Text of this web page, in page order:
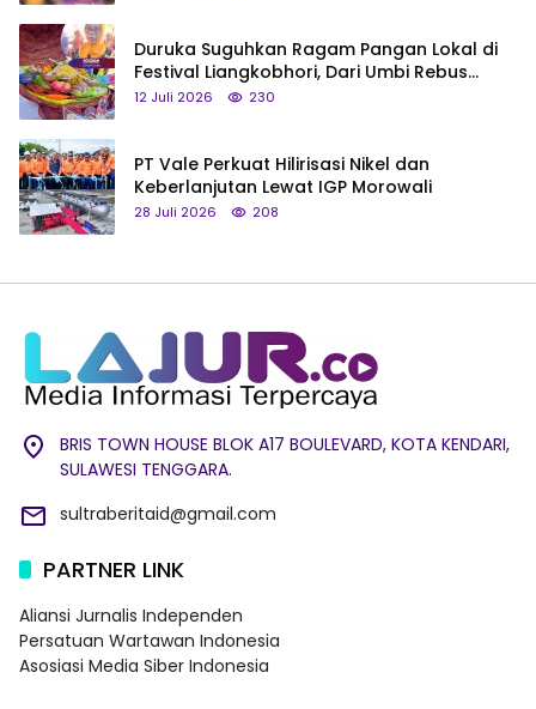
Duruka Suguhkan Ragam Pangan Lokal di
Festival Liangkobhori, Dari Umbi Rebus
hingga Tumpeng Beras Muna
12 Juli 2026 230
PT Vale Perkuat Hilirisasi Nikel dan
Keberlanjutan Lewat IGP Morowali
28 Juli 2026 208
BRIS TOWN HOUSE BLOK A17 BOULEVARD, KOTA KENDARI,
SULAWESI TENGGARA.
sultraberitaid@gmail.com
PARTNER LINK
Aliansi Jurnalis Independen
Persatuan Wartawan Indonesia
Asosiasi Media Siber Indonesia